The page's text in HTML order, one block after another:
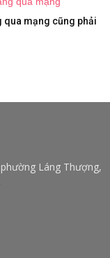
qua mạng cũng phải
Láng Thượng,